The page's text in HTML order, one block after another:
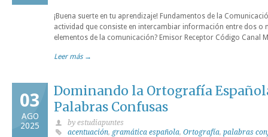
¡Buena suerte en tu aprendizaje! Fundamentos de la
actividad que consiste en intercambiar información entre dos o
elementos de la comunicación? Emisor Receptor Código Canal
Leer más →
03
AGO
2025
Dominando la Ortografía
Palabras Confusas
by estudiapuntes
acentuación, gramática española, Ortografía, palabras